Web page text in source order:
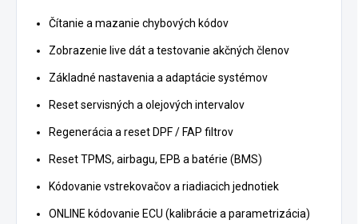
Čítanie a mazanie chybových kódov
Zobrazenie live dát a testovanie akčných členov
Základné nastavenia a adaptácie systémov
Reset servisných a olejových intervalov
Regenerácia a reset DPF / FAP filtrov
Reset TPMS, airbagu, EPB a batérie (BMS)
Kódovanie vstrekovačov a riadiacich jednotiek
ONLINE kódovanie ECU (kalibrácie a parametrizácia)